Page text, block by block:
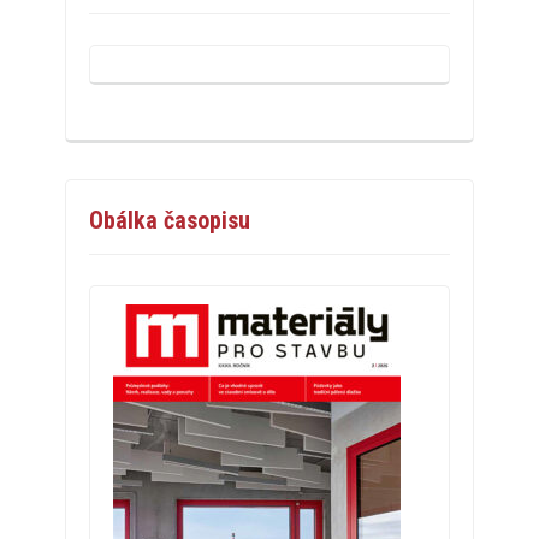
Obálka časopisu